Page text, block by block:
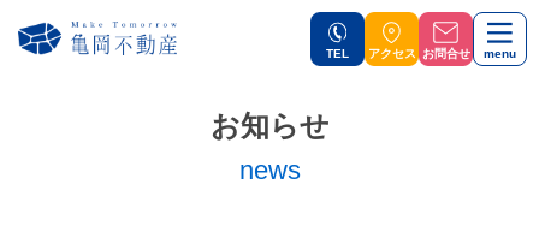
TEL アクセス お問合せ menu
お知らせ
news